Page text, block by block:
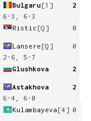
Bulgaru[1]
2
6-3, 6-3
Ristic [Q] 0
Lansere [Q]
0
2-6, 5-7
Glushkova
2
Astakhova
2
6-4, 6-0
Kulambayeva [4] 0